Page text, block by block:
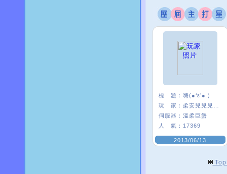
標 題： 嗨(●‘ε’● )
玩 家：
伺服器： 溫柔巨蟹
人 氣： 17369
2013/06/13